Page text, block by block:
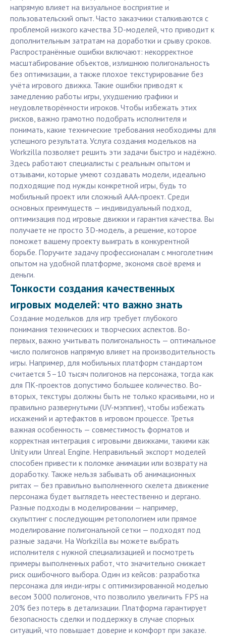
напрямую влияет на визуальное восприятие и
пользовательский опыт. Часто заказчики сталкиваются с
проблемой низкого качества 3D-моделей, что приводит к
дополнительным затратам на доработки и срыву сроков.
Распространённые ошибки включают: некорректное
масштабирование объектов, излишнюю полигональность
без оптимизации, а также плохое текстурирование без
учёта игрового движка. Такие ошибки приводят к
замедлению работы игры, ухудшению графики и
неудовлетворённости игроков. Чтобы избежать этих
рисков, важно грамотно подобрать исполнителя и
понимать, какие технические требования необходимы для
успешного результата. Услуга создания модельков на
Workzilla позволяет решить эти задачи быстро и надёжно.
Здесь работают специалисты с реальным опытом и
отзывами, которые умеют создавать модели, идеально
подходящие под нужды конкретной игры, будь то
мобильный проект или сложный AAA-проект. Среди
основных преимуществ — индивидуальный подход,
оптимизация под игровые движки и гарантия качества. Вы
получаете не просто 3D-модель, а решение, которое
поможет вашему проекту выиграть в конкурентной
борьбе. Поручите задачу профессионалам с многолетним
опытом на удобной платформе, экономя своё время и
деньги.
Тонкости создания качественных
игровых моделей: что важно знать
Создание модельков для игр требует глубокого
понимания технических и творческих аспектов. Во-
первых, важно учитывать полигональность — оптимальное
число полигонов напрямую влияет на производительность
игры. Например, для мобильных платформ стандартом
считается 5–10 тысяч полигонов на персонажа, тогда как
для ПК-проектов допустимо большее количество. Во-
вторых, текстуры должны быть не только красивыми, но и
правильно развернутыми (UV-мэппинг), чтобы избежать
искажений и артефактов в игровом процессе. Третья
важная особенность — совместимость форматов и
корректная интеграция с игровыми движками, такими как
Unity или Unreal Engine. Неправильный экспорт моделей
способен привести к поломке анимации или возврату на
доработку. Также нельзя забывать об анимационных
риггах — без правильно выполненного скелета движение
персонажа будет выглядеть неестественно и дергано.
Разные подходы в моделировании — например,
скульптинг с последующим ретопологием или прямое
моделирование полигональной сетки — подходят под
разные задачи. На Workzilla вы можете выбрать
исполнителя с нужной специализацией и посмотреть
примеры выполненных работ, что значительно снижает
риск ошибочного выбора. Один из кейсов: разработка
персонажа для инди-игры с оптимизированной моделью
весом 3000 полигонов, что позволило увеличить FPS на
20% без потерь в детализации. Платформа гарантирует
безопасность сделки и поддержку в случае спорных
ситуаций, что повышает доверие и комфорт при заказе.